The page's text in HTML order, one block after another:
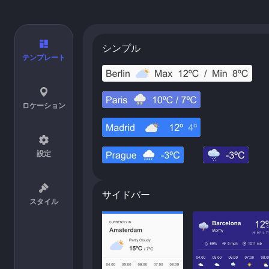
テンプレート
ロケーション
設定
スタイル
シンプル
サイドバー